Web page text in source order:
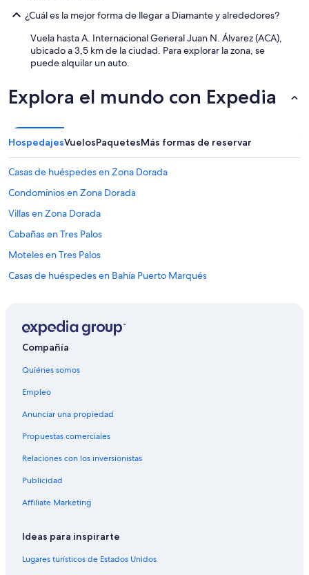
¿Cuál es la mejor forma de llegar a Diamante y alrededores?
Vuela hasta A. Internacional General Juan N. Álvarez (ACA),
ubicado a 3,5 km de la ciudad. Para explorar la zona, se
puede alquilar un auto.
Explora el mundo con Expedia
HospedajesVuelosPaquetesMás formas de reservar
Casas de huéspedes en Zona Dorada
Condominios en Zona Dorada
Villas en Zona Dorada
Cabañas en Tres Palos
Moteles en Tres Palos
Casas de huéspedes en Bahía Puerto Marqués
Villas en Bahía Puerto Marqués
Hoteles cerca de Forum de Mundo Imperial
Cabañas en Punta Diamante
Casas de huéspedes en Punta Diamante
Casas vacacionales en Punta Diamante
Condominios en Punta Diamante
Apartamentos en Punta Diamante
Villas en Punta Diamante
Cabañas en La Sabana
Compañía
Quiénes somos
Empleo
Anunciar una propiedad
Propuestas comerciales
Relaciones con los inversionistas
Publicidad
Affiliate Marketing
Ideas para inspirarte
Lugares turísticos de Estados Unidos